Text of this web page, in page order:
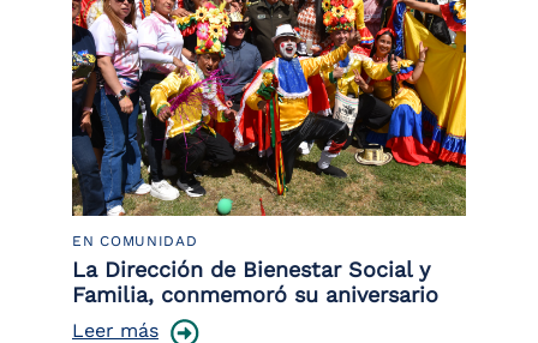
EN COMUNIDAD
La Dirección de Bienestar Social y
Familia, conmemoró su aniversario
Leer más